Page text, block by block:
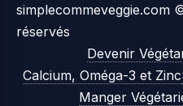
simplecommeveggie.com
réservés
Devenir
Calcium, Oméga-3 et Zinc
Manger